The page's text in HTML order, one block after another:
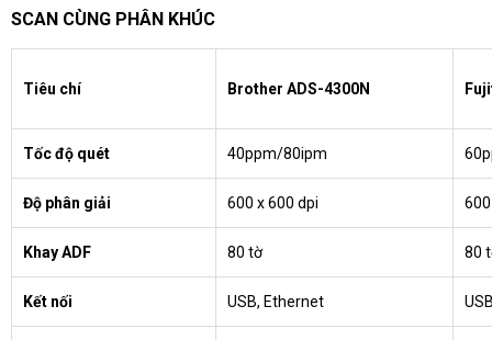
SCAN CÙNG PHÂN KHÚC
Tiêu chí Brother ADS-4300N
Tốc độ quét 40ppm/80ipm
Độ phân giải 600 x 600 dpi
Khay ADF 80 tờ 80
Kết nối USB, Ethernet